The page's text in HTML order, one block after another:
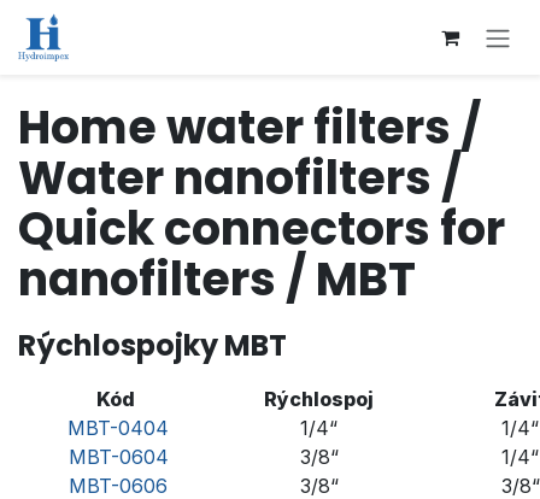
Přejít na obsah
Home water filters /
Water nanofilters /
Quick connectors for
nanofilters / MBT
Rýchlospojky MBT
Kód Rýchlospoj
MBT-0404
1/4“
1/4“
MBT-0604
3/8“
1/4“
MBT-0606
3/8“ 3/8“